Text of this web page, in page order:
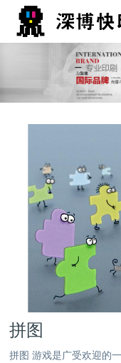
拼图
拼图 游戏是广受欢迎的